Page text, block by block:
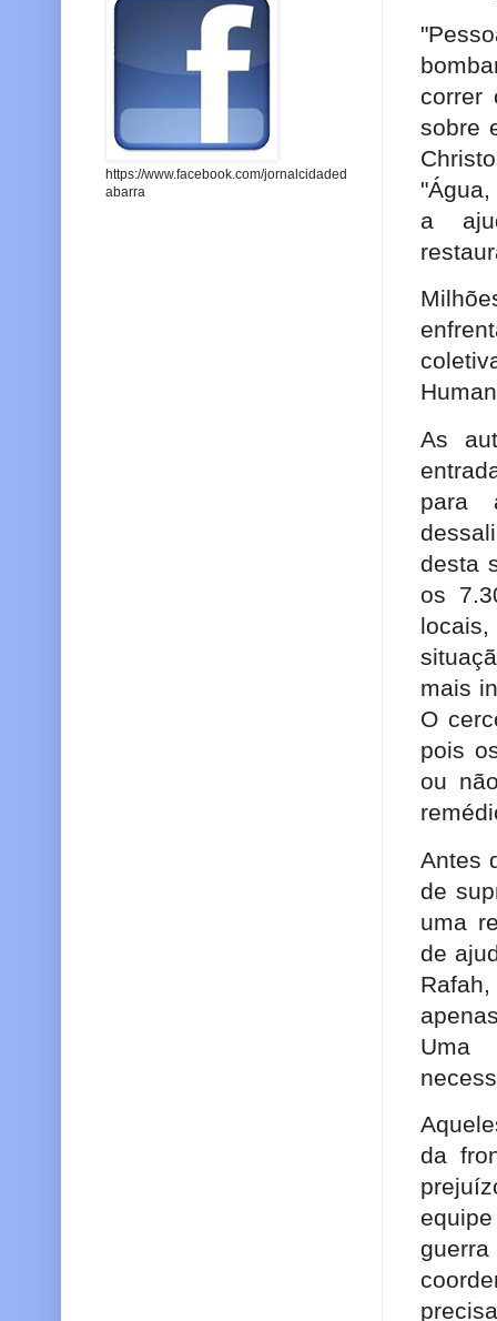
correr
sobre
a
As
para
desta
os
mais
O
pois
ou
Antes
de
uma
de
Uma
da
guerra
https://www.facebook.com/jornalcidaded
abarra